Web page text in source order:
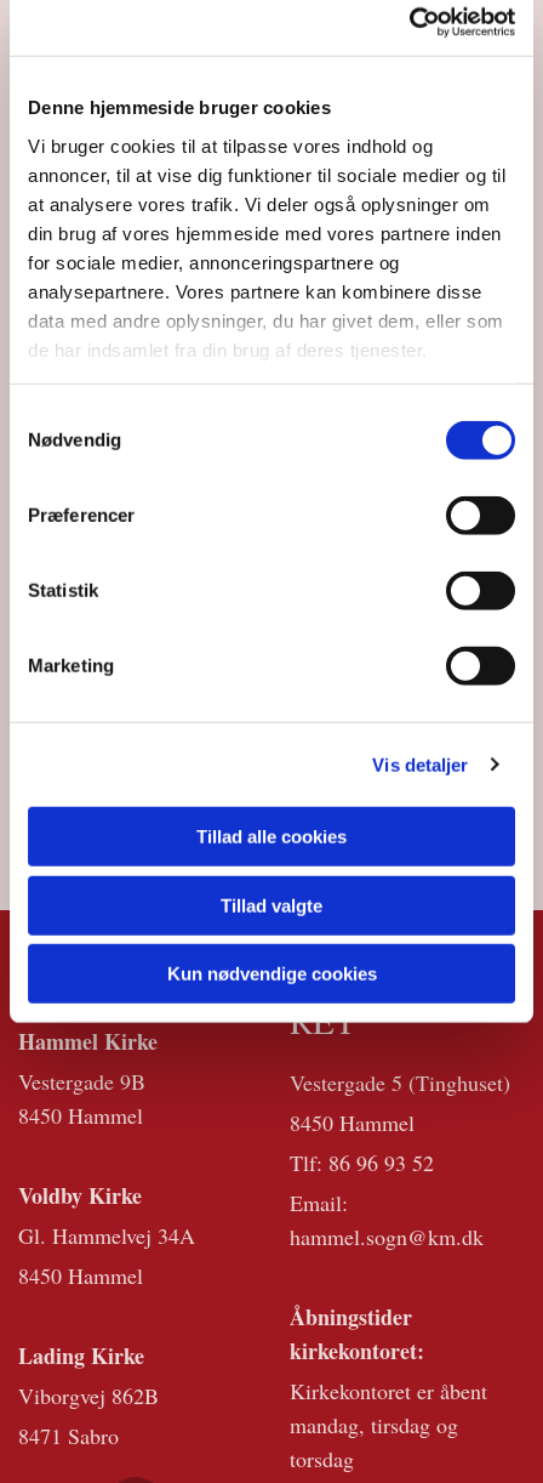
Denne hjemmeside bruger cookies
Vi bruger cookies til at tilpasse vores indhold og
annoncer, til at vise dig funktioner til sociale medier og til
at analysere vores trafik. Vi deler også oplysninger om
din brug af vores hjemmeside med vores partnere inden
for sociale medier, annonceringspartnere og
analysepartnere. Vores partnere kan kombinere disse
data med andre oplysninger, du har givet dem, eller som
de har indsamlet fra din brug af deres tjenester.
Nødvendig
Præferencer
Statistik
Marketing
Vis detaljer
Tillad alle cookies
Tillad valgte
Kun nødvendige cookies
Du vil måske også kunne lide...
KIRKERNE
Hammel Kirke
Vestergade 9B
8450 Hammel
Voldby Kirke
Gl. Hammelvej 34A
8450 Hammel
Lading Kirke
Viborgvej 862B
8471 Sabro
KIRKEKONTO
RET
Vestergade 5 (Tinghuset)
8450 Hammel
Tlf: 86 96 93 52
Email:
hammel.sogn@km.dk
Åbningstider
kirkekontoret:
Kirkekontoret er åbent
mandag, tirsdag og
torsdag